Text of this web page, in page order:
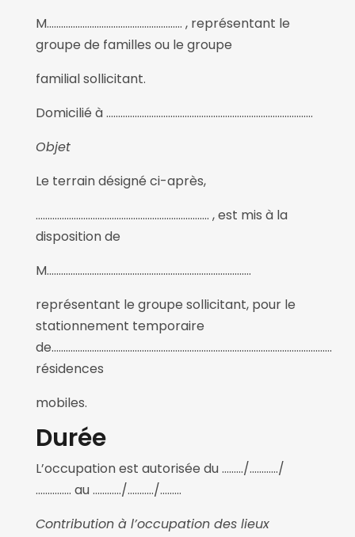
M………………………………………………… , représentant le
groupe de familles ou le groupe
familial sollicitant.
Domicilié à ……………………………………………………………………………
Objet
Le terrain désigné ci-après,
………………………………………………………………. , est mis à la
disposition de
M.………………………………………………………………………….
représentant le groupe sollicitant, pour le
stationnement temporaire
de……………………………………………………………………………………………………….
résidences
mobiles.
Durée
L’occupation est autorisée du ………/…………/
…………… au …………/..………/………
Contribution à l’occupation des lieux